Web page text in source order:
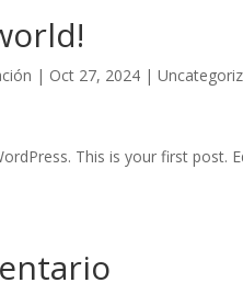
| Oct 27, 2024 |
This is your first post.